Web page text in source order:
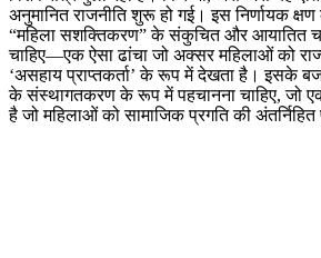
अनुमानित राजनीति शुरू हो गई। इस निर्णायक
“महिला सशक्तिकरण” के संकुचित और आयातित
चाहिए—एक ऐसा ढांचा जो अक्सर महिलाओं को
‘असहाय प्राप्तकर्ता’ के रूप में देखता है। इसके
के संस्थागतकरण के रूप में पहचानना चाहिए, जो एक
है जो महिलाओं को सामाजिक प्रगति की